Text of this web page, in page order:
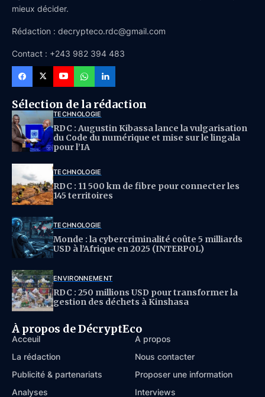
mieux décider.
Rédaction : decrypteco.rdc@gmail.com
Contact : +243 982 394 483
Sélection de la rédaction
TECHNOLOGIE
RDC : Augustin Kibassa lance la vulgarisation
du Code du numérique et mise sur le lingala
pour l’IA
TECHNOLOGIE
RDC : 11 500 km de fibre pour connecter les
145 territoires
TECHNOLOGIE
Monde : la cybercriminalité coûte 5 milliards
USD à l’Afrique en 2025 (INTERPOL)
ENVIRONNEMENT
RDC : 250 millions USD pour transformer la
gestion des déchets à Kinshasa
À propos de DécryptEco
Acceuil
À propos
La rédaction
Nous contacter
Publicité & partenariats
Proposer une information
Analyses
Interviews